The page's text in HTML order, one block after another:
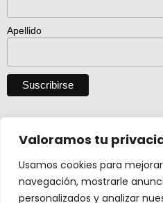
Valoramos tu
Usamos cookies para
navegación, mostrarle
personalizados y analizar
Apellido
Descargar catálogo
Actividad creada con el apoyo